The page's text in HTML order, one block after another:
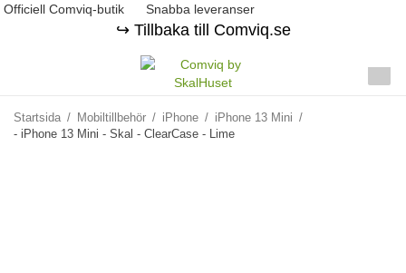
Officiell Comviq-butik Snabba leveranser
↪️ Tillbaka till Comviq.se
Startsida / Mobiltillbehör / iPhone / iPhone 13 Mini /
- iPhone 13 Mini - Skal - ClearCase - Lime